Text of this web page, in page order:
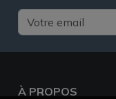
À PROPOS